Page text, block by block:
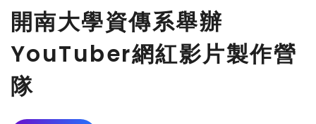
開南大學資傳系舉辦
YouTuber網紅影片製作營
隊